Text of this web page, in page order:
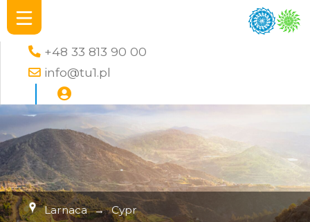
+48 33 813 90 00
info@tu1.pl
Larnaca → Cypr